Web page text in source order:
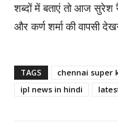
शब्दों में बताएं तो आज सुरेश
और कर्ण शर्मा की वापसी
TAGS chennai super
ipl news in hindi